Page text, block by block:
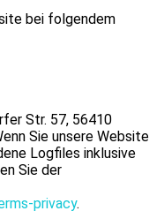
bei folgendem
Str. 57, 56410
Sie unsere Website
Logfiles inklusive
Sie der
privacy.